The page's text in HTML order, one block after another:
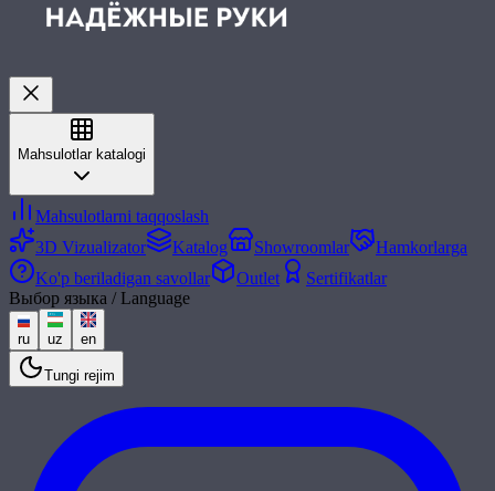
Mahsulotlar katalogi
Mahsulotlarni taqqoslash
3D Vizualizator
Katalog Showroomlar
Hamkorlarga
Ko'p beriladigan savollar
Outlet
Sertifikatlar
Выбор языка / Language
ru uz en
Tungi rejim